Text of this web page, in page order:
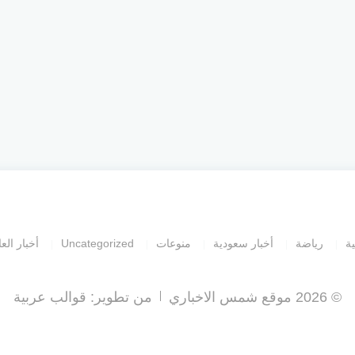
رياضة أخبار سعودية منوعات Uncategorized أخبار
© 2026 موقع شمس الاخباري من تطوير: قوالب عربية